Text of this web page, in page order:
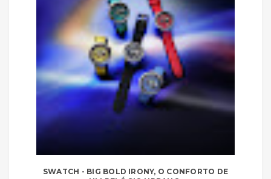
SWATCH - BIG BOLD IRONY, O CONFORTO DE